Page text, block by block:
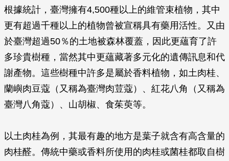
根據統計，臺灣擁有4,500種以上的維管束植物，其中
更有超過千種以上的植物曾被宣稱具有藥用活性。又由
於臺灣超過50％的土地被森林覆蓋，因此更蘊育了許
多珍貴樹種，當然其中更蘊藏著多元化的遺傳訊息和代
謝產物。這些樹種中許多是屬於香料植物，如土肉桂、
蘭嶼肉豆蔻（又稱為臺灣肉荳蔻）、紅花八角（又稱為
臺灣八角蔻）、山胡椒、食茱萸等。
以土肉桂為例，其最有趣的地方是葉子就含有高含量的
肉桂醛。傳統中藥或香料所使用的肉桂或菌桂都取自樹